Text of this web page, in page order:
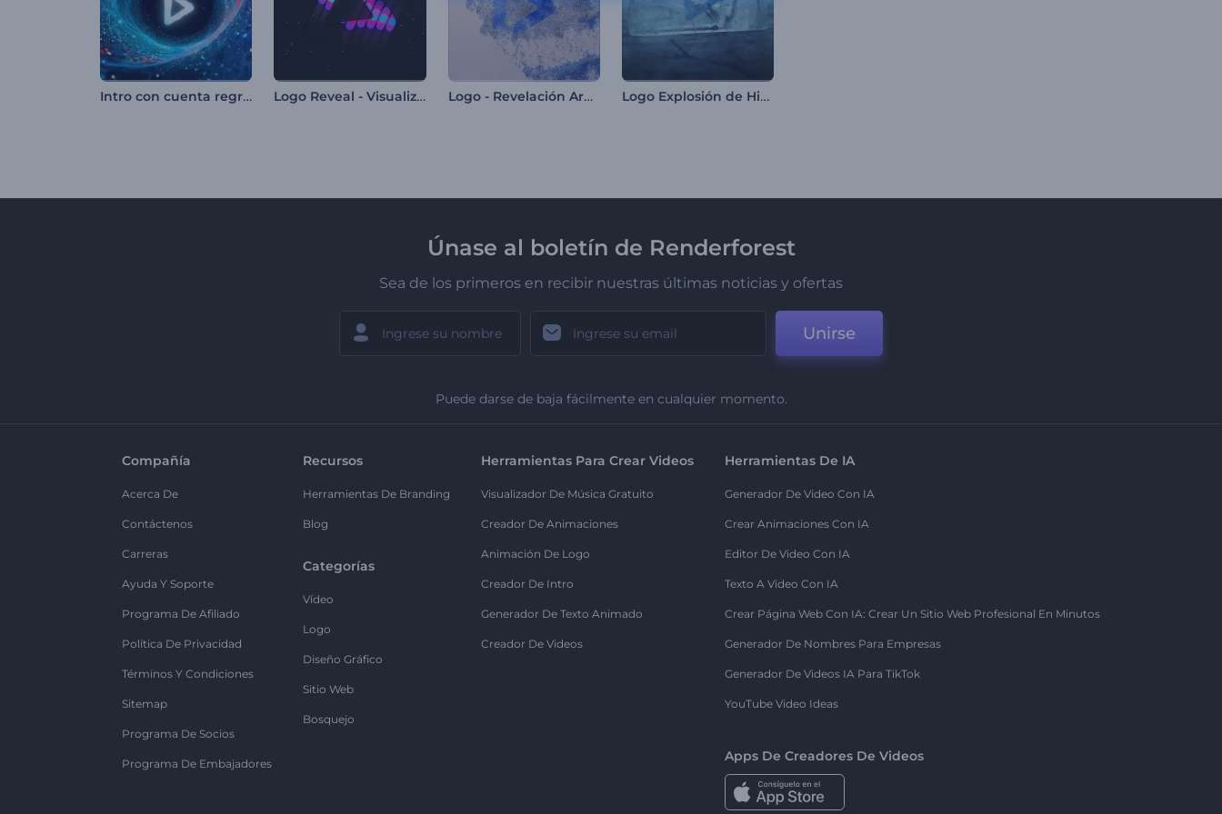
Intro con cuenta regresiva en túnel espacial Logo Reveal - Visualizador LED Logo - Revelación Arenosa Logo Explosión de Hielo
Únase al boletín de Renderforest
Sea de los primeros en recibir nuestras últimas noticias y ofertas
Unirse
Puede darse de baja fácilmente en cualquier momento.
Compañía
Acerca De
Contáctenos
Carreras
Ayuda Y Soporte
Programa De Afiliado
Política De Privacidad
Términos Y Condiciones
Sitemap
Programa De Socios
Programa De Embajadores
Recursos
Herramientas De Branding
Blog
Categorías
Vídeo
Logo
Diseño Gráfico
Sitio Web
Bosquejo
Herramientas Para Crear Videos
Visualizador De Música Gratuito
Creador De Animaciones
Animación De Logo
Creador De Intro
Generador De Texto Animado
Creador De Videos
Herramientas De IA
Generador De Video Con IA
Crear Animaciones Con IA
Editor De Video Con IA
Texto A Video Con IA
Crear Página Web Con IA: Crear Un Sitio Web Profesional En Minutos
Generador De Nombres Para Empresas
Generador De Videos IA Para TikTok
YouTube Video Ideas
Apps De Creadores De Videos